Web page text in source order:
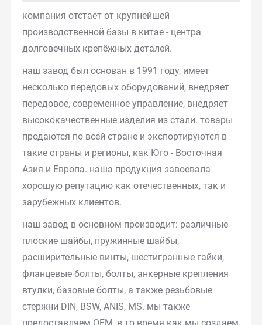
компания отстает от крупнейшей
производственной базы в китае - центра
долговечных крепёжных деталей.
наш завод был основан в 1991 году, имеет
несколько передовых оборудований, внедряет
передовое, современное управление, внедряет
высококачественные изделия из стали. товары
продаются по всей стране и экспортируются в
такие страны и регионы, как Юго - Восточная
Азия и Европа. наша продукция завоевала
хорошую репутацию как отечественных, так и
зарубежных клиентов.
наш завод в основном производит: различные
плоские шайбы, пружинные шайбы,
расширительные винты, шестигранные гайки,
фланцевые болты, болты, анкерные крепления
втулки, базовые болты, а также резьбовые
стержни DIN, BSW, ANIS, MS. мы также